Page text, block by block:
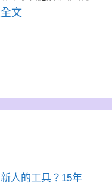
文
人的工具？15年